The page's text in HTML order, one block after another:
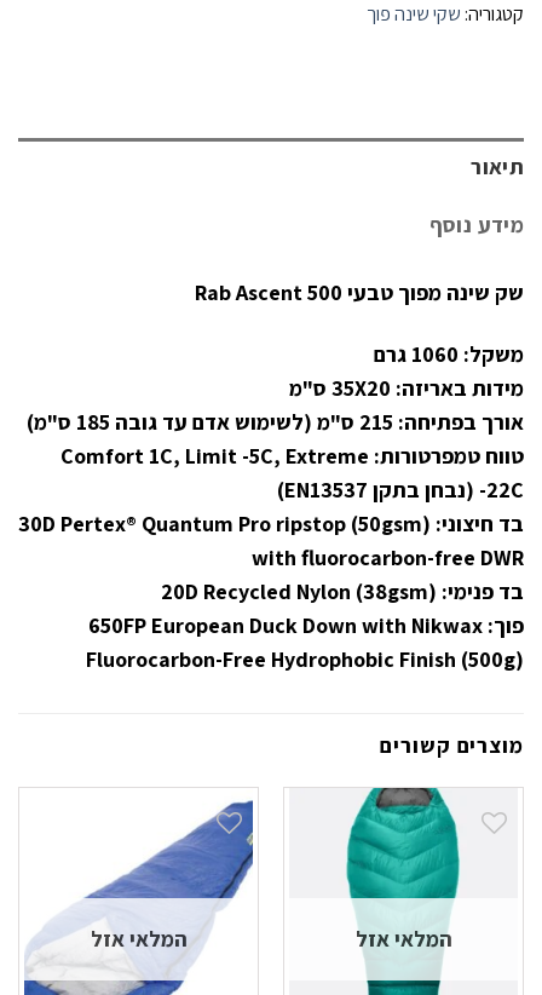
קטגוריה: שקי שינה פוך
תיאור
מידע נוסף
שק שינה מפוך טבעי Rab Ascent 500
משקל: 1060 גרם
מידות באריזה: 35X20 ס"מ
אורך בפתיחה: 215 ס"מ (לשימוש אדם עד גובה 185 ס"מ)
טווח טמפרטורות: Comfort 1C, Limit -5C, Extreme
-22C (נבחן בתקן EN13537)
בד חיצוני: 30D Pertex® Quantum Pro ripstop (50gsm)
with fluorocarbon-free DWR
בד פנימי: 20D Recycled Nylon (38gsm)
פוך: 650FP European Duck Down with Nikwax
Fluorocarbon-Free Hydrophobic Finish (500g)
מוצרים קשורים
המלאי אזל המלאי אזל